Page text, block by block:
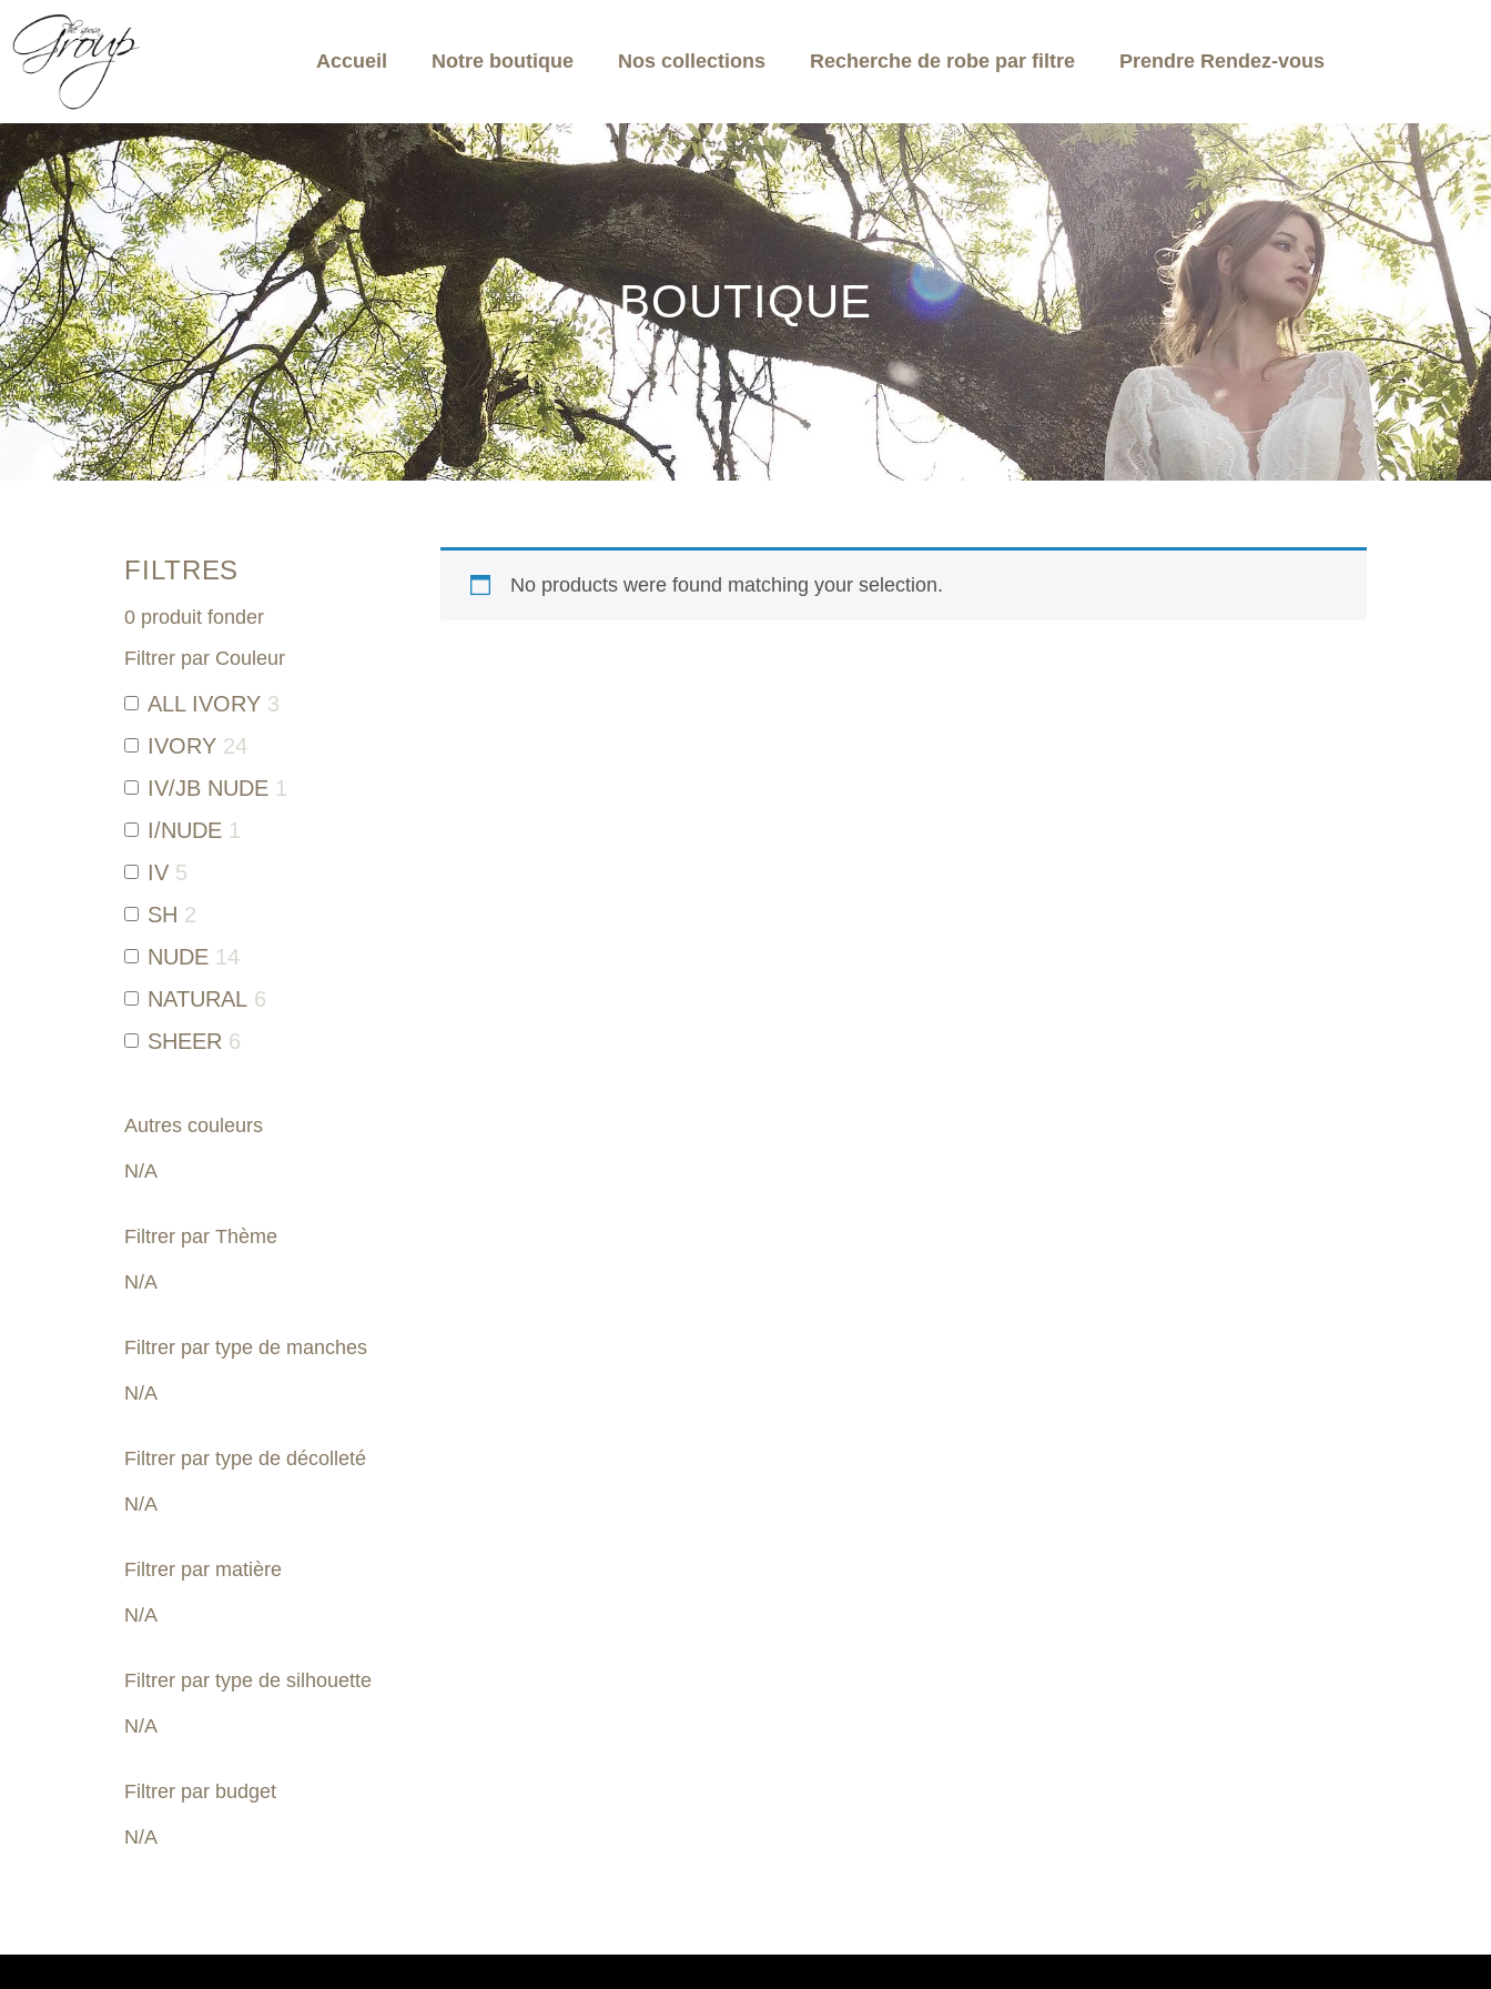
Accueil Notre boutique Nos collections Recherche de robe par filtre Prendre Rendez-vous
BOUTIQUE
FILTRES
0 produit fonder
Filtrer par Couleur
ALL IVORY 3
IVORY 24
IV/JB NUDE 1
I/NUDE 1
IV 5
SH 2
NUDE 14
NATURAL 6
SHEER 6
NU 1
I-NU
Autres couleurs
N/A
Filtrer par Thème
N/A
Filtrer par type de manches
N/A
Filtrer par type de décolleté
N/A
Filtrer par matière
N/A
Filtrer par type de silhouette
N/A
Filtrer par budget
N/A
No products were found matching your selection.